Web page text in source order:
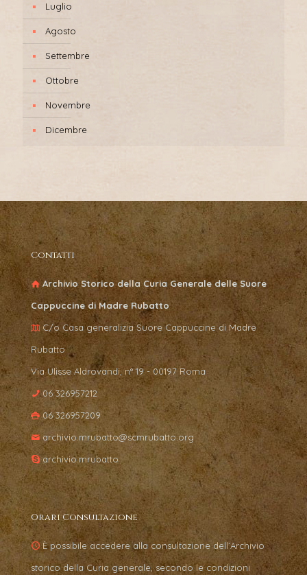
Luglio
Agosto
Settembre
Ottobre
Novembre
Dicembre
Contatti
Archivio Storico della Curia Generale delle Suore
Cappuccine di Madre Rubatto
C/o Casa generalizia Suore Cappuccine di Madre
Rubatto
Via Ulisse Aldrovandi, n° 19 - 00197 Roma
06 326957212
06 326957209
archivio.mrubatto@scmrubatto.org
archivio.mrubatto
Orari Consultazione
È possibile accedere alla consultazione dell’Archivio
storico della Curia generale, secondo le condizioni